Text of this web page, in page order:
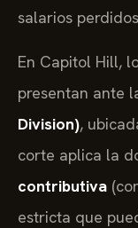
salarios
En Capitol Hill,
presentan ante
Division),
corte aplica la
contributiva
estricta que